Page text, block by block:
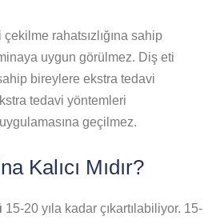
rahatsızlığına sahip
uygun görülmez. Diş eti
bireylere ekstra tedavi
tedavi yöntemleri
geçilmez.
Kalıcı Mıdır?
15-20 yıla kadar çıkartılabiliyor. 15-